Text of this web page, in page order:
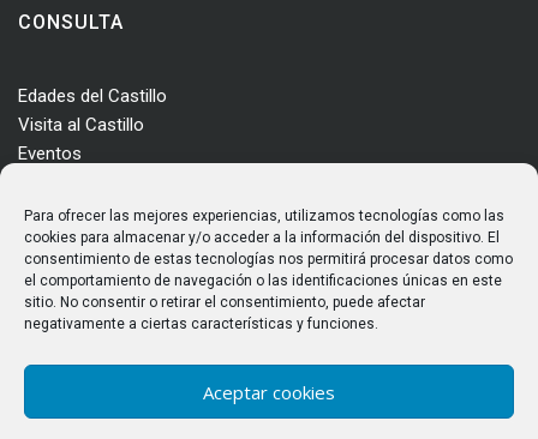
Para ofrecer las mejores experiencias, utilizamos tecnologías como las
cookies para almacenar y/o acceder a la información del dispositivo. El
consentimiento de estas tecnologías nos permitirá procesar datos como
el comportamiento de navegación o las identificaciones únicas en este
sitio. No consentir o retirar el consentimiento, puede afectar
negativamente a ciertas características y funciones.
Aceptar cookies
CONSULTA
Edades del Castillo
Visita al Castillo
Eventos
Enclave
Más información
Consultas
Horarios y tarifas